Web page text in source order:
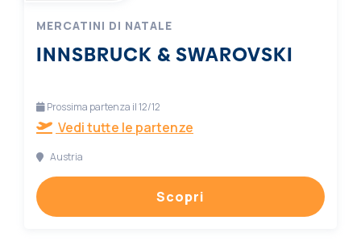
MERCATINI DI NATALE
INNSBRUCK & SWAROVSKI
Prossima partenza il 12/12
Vedi tutte le partenze
Austria
Scopri